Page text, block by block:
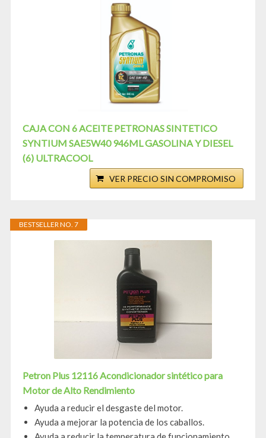
CAJA CON 6 ACEITE PETRONAS SINTETICO
SYNTIUM SAE5W40 946ML GASOLINA Y DIESEL
(6) ULTRACOOL
VER PRECIO SIN COMPROMISO
BESTSELLER NO. 7
Petron Plus 12116 Acondicionador sintético para
Motor de Alto Rendimiento
Ayuda a reducir el desgaste del motor.
Ayuda a mejorar la potencia de los caballos.